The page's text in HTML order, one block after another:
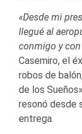
«Desde mi
llegué al
conmigo y
Casemiro, el
robos de
de los
resonó desde
entrega.